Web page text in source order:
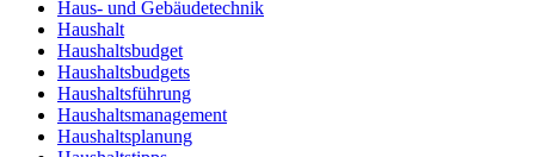
Haus- und Gebäudetechnik
Haushalt
Haushaltsbudget
Haushaltsbudgets
Haushaltsführung
Haushaltsmanagement
Haushaltsplanung